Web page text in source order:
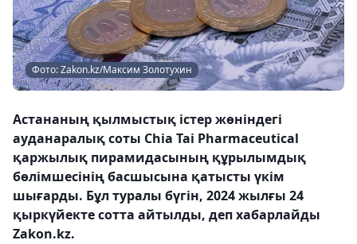
Фото: Zakon.kz/Максим Золотухин
Астананың қылмыстық істер жөніндегі
ауданаралық соты Chia Tai Pharmaceutical
қаржылық пирамидасының құрылымдық
бөлімшесінің басшысына қатысты үкім
шығарды. Бұл туралы бүгін, 2024 жылғы 24
қыркүйекте сотта айтылды, деп хабарлайды
Zakon.kz.